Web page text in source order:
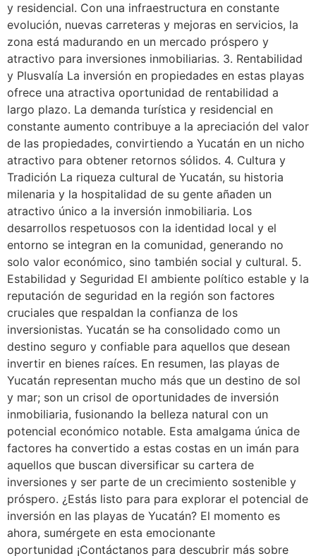
y residencial. Con una infraestructura en constante
evolución, nuevas carreteras y mejoras en servicios, la
zona está madurando en un mercado próspero y
atractivo para inversiones inmobiliarias. 3. Rentabilidad
y Plusvalía La inversión en propiedades en estas playas
ofrece una atractiva oportunidad de rentabilidad a
largo plazo. La demanda turística y residencial en
constante aumento contribuye a la apreciación del valor
de las propiedades, convirtiendo a Yucatán en un nicho
atractivo para obtener retornos sólidos. 4. Cultura y
Tradición La riqueza cultural de Yucatán, su historia
milenaria y la hospitalidad de su gente añaden un
atractivo único a la inversión inmobiliaria. Los
desarrollos respetuosos con la identidad local y el
entorno se integran en la comunidad, generando no
solo valor económico, sino también social y cultural. 5.
Estabilidad y Seguridad El ambiente político estable y la
reputación de seguridad en la región son factores
cruciales que respaldan la confianza de los
inversionistas. Yucatán se ha consolidado como un
destino seguro y confiable para aquellos que desean
invertir en bienes raíces. En resumen, las playas de
Yucatán representan mucho más que un destino de sol
y mar; son un crisol de oportunidades de inversión
inmobiliaria, fusionando la belleza natural con un
potencial económico notable. Esta amalgama única de
factores ha convertido a estas costas en un imán para
aquellos que buscan diversificar su cartera de
inversiones y ser parte de un crecimiento sostenible y
próspero. ¿Estás listo para para explorar el potencial de
inversión en las playas de Yucatán? El momento es
ahora, sumérgete en esta emocionante
oportunidad ¡Contáctanos para descubrir más sobre